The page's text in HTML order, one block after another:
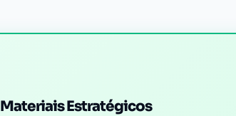
Materiais Estratégicos